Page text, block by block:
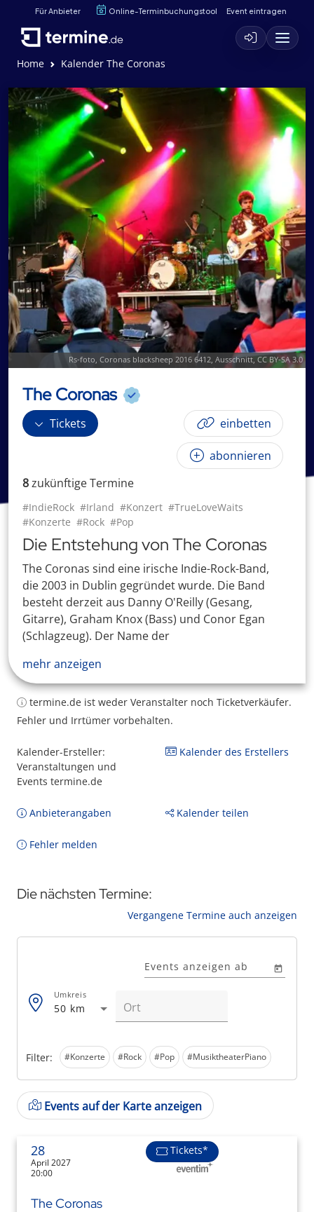
Für Anbieter Online-Terminbuchungstool Event eintragen
Home Kalender The Coronas
Rs-foto, Coronas blacksheep 2016 6412, Ausschnitt, CC BY-SA 3.0
The Coronas
Tickets einbetten
abonnieren
8zukünftigeTermine
#IndieRock #Irland #Konzert #TrueLoveWaits
#Konzerte #Rock #Pop
Die Entstehung von The Coronas
The Coronas sind eine irische Indie-Rock-Band,
die 2003 in Dublin gegründet wurde. Die Band
besteht derzeit aus Danny O'Reilly (Gesang,
Gitarre), Graham Knox (Bass) und Conor Egan
(Schlagzeug). Der Name der
mehr anzeigen
termine.de ist weder Veranstalter noch Ticketverkäufer.
Fehler und Irrtümer vorbehalten.
Kalender-Ersteller:
Veranstaltungen und
Events termine.de
Kalender des Erstellers
Anbieterangaben Kalender teilen
Fehler melden
Die nächsten Termine:
Vergangene Termine auch anzeigen
Filter: #Konzerte #Rock #Pop #MusiktheaterPiano
Events anzeigen ab
50 km
Umkreis
Events auf der Karte anzeigen
28
April 2027
20:00
Tickets*
The Coronas